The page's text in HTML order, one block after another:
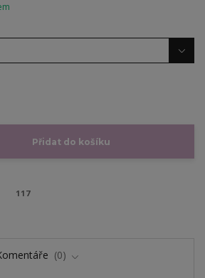
Přidat do košíku
117
0